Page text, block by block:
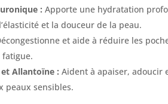
: Apporte une hydratation
et la douceur de la peau.
et aide à réduire les
fatigue.
Allantoïne : Aident à apaiser, adoucir
peaux sensibles.